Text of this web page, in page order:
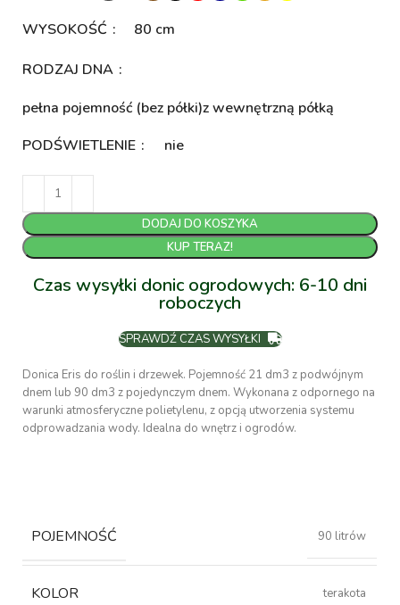
WYSOKOŚĆ 80 cm
RODZAJ DNA
pełna pojemność (bez półki)z wewnętrzną półką
PODŚWIETLENIE
nie
DODAJ DO KOSZYKA
KUP TERAZ!
Czas wysyłki donic ogrodowych: 6-10 dni
roboczych
SPRAWDŹ CZAS WYSYŁKI
Donica Eris do roślin i drzewek. Pojemność 21 dm3 z podwójnym
dnem lub 90 dm3 z pojedynczym dnem. Wykonana z odpornego na
warunki atmosferyczne polietylenu, z opcją utworzenia systemu
odprowadzania wody. Idealna do wnętrz i ogrodów.
POJEMNOŚĆ 90 litrów
KOLOR terakota